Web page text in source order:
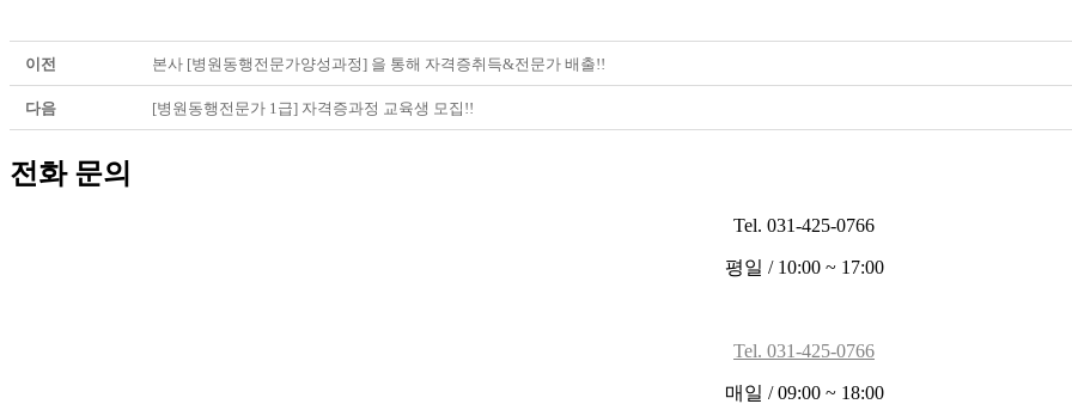
이전 본사 [병원동행전문가양성과정] 을 통해 자격증취득&전문가 배출!!
다음 [병원동행전문가 1급] 자격증과정 교육생 모집!!
전화 문의
Tel. 031-425-0766
평일 / 10:00 ~ 17:00
Tel. 031-425-0766
매일 / 09:00 ~ 18:00